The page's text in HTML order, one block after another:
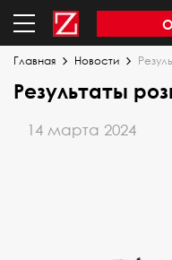
Главная Новости
Результаты
14 марта 2024